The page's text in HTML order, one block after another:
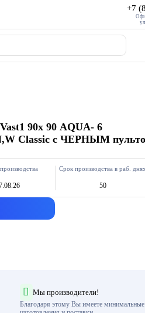
+7
90х 90 AQUA- 6
Classic с ЧЕРНЫМ
Срок производства в раб. днях
50
Мы производители!
Благодаря этому Вы имеете минимальные